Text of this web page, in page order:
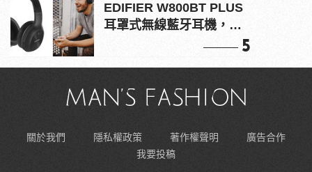
EDIFIER W800BT PLUS
耳罩式無線藍牙耳機，在
5
關於我們 隱私權政策 著作權聲明
廣告合作
我要投稿